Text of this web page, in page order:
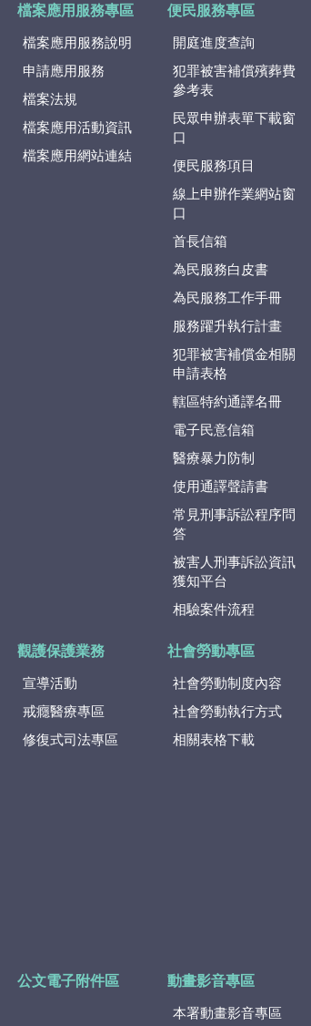
檔案應用服務專區
檔案應用服務說明
申請應用服務
檔案法規
檔案應用活動資訊
檔案應用網站連結
便民服務專區
開庭進度查詢
犯罪被害補償殯葬費
參考表
民眾申辦表單下載窗
口
便民服務項目
線上申辦作業網站窗
口
首長信箱
為民服務白皮書
為民服務工作手冊
服務躍升執行計畫
犯罪被害補償金相關
申請表格
轄區特約通譯名冊
電子民意信箱
醫療暴力防制
使用通譯聲請書
常見刑事訴訟程序問
答
被害人刑事訴訟資訊
獲知平台
相驗案件流程
觀護保護業務
宣導活動
戒癮醫療專區
修復式司法專區
社會勞動專區
社會勞動制度內容
社會勞動執行方式
相關表格下載
公文電子附件區 動畫影音專區
本署動畫影音專區